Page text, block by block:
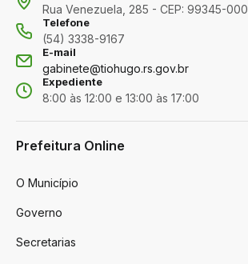
Rua Venezuela, 285 - CEP: 99345-000
Telefone
(54) 3338-9167
E-mail
gabinete@tiohugo.rs.gov.br
Expediente
8:00 às 12:00 e 13:00 às 17:00
Prefeitura Online
O Município
Governo
Secretarias